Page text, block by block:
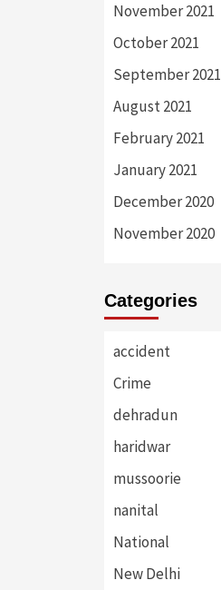
November 2021
October 2021
September 2021
August 2021
February 2021
January 2021
December 2020
November 2020
Categories
accident
Crime
dehradun
haridwar
mussoorie
nanital
National
New Delhi